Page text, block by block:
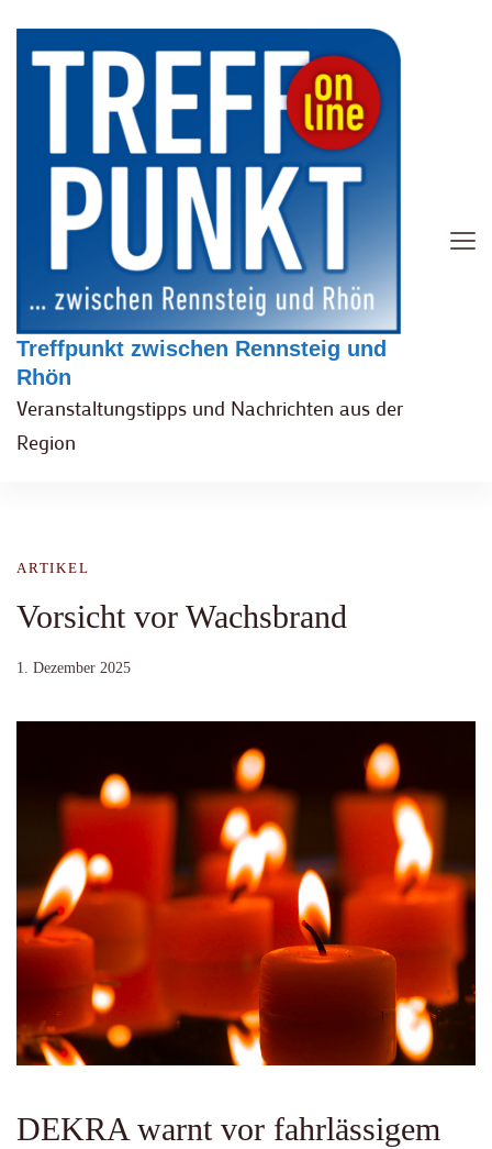
Treffpunkt zwischen Rennsteig und
Rhön
Veranstaltungstipps und Nachrichten aus der
Region
ARTIKEL
Vorsicht vor Wachsbrand
1. Dezember 2025
DEKRA warnt vor fahrlässigem